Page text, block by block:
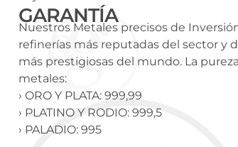
GARANTÍA
Nuestros Metales precisos de
refinerías más reputadas del sector y
más prestigiosas del mundo. La
metales:
› ORO Y PLATA: 999,99
› PLATINO Y RODIO: 999,5
› PALADIO: 995